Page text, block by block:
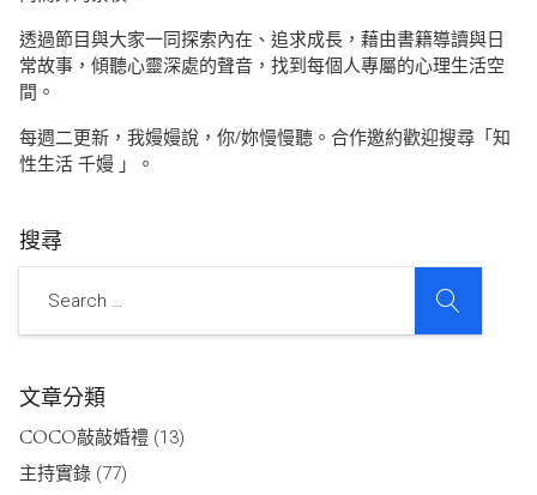
透過節目與大家一同探索內在、追求成長，藉由書籍導讀與日
常故事，傾聽心靈深處的聲音，找到每個人專屬的心理生活空
間。
每週二更新，我嫚嫚說，你/妳慢慢聽。合作邀約歡迎搜尋「知
性生活 千嫚 」。
搜尋
文章分類
COCO敲敲婚禮 (13)
主持實錄 (77)